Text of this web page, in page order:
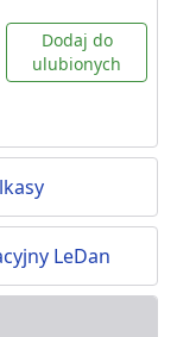
Dodaj do
ulubionych
LeDan